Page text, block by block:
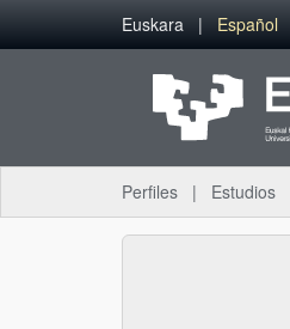
Saltar al contenido principal
Euskara Español
Perfiles Estudios